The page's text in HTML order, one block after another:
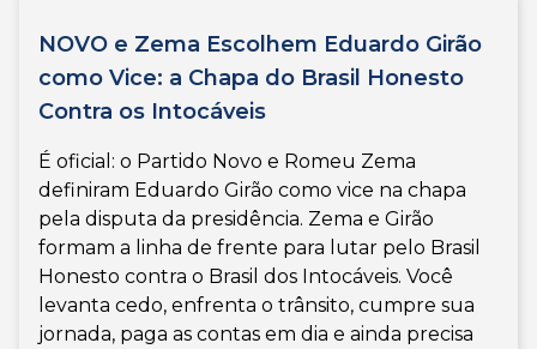
NOVO e Zema Escolhem Eduardo Girão
como Vice: a Chapa do Brasil Honesto
Contra os Intocáveis
É oficial: o Partido Novo e Romeu Zema
definiram Eduardo Girão como vice na chapa
pela disputa da presidência. Zema e Girão
formam a linha de frente para lutar pelo Brasil
Honesto contra o Brasil dos Intocáveis. Você
levanta cedo, enfrenta o trânsito, cumpre sua
jornada, paga as contas em dia e ainda precisa